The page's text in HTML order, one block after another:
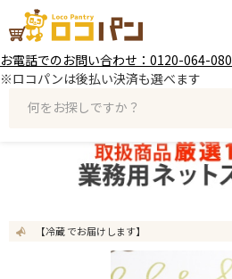
お電話でのお問い合わせ：0120-064-080
※ロコパンは後払い決済も選べます
何をお探しですか？
【冷蔵 でお届けします】